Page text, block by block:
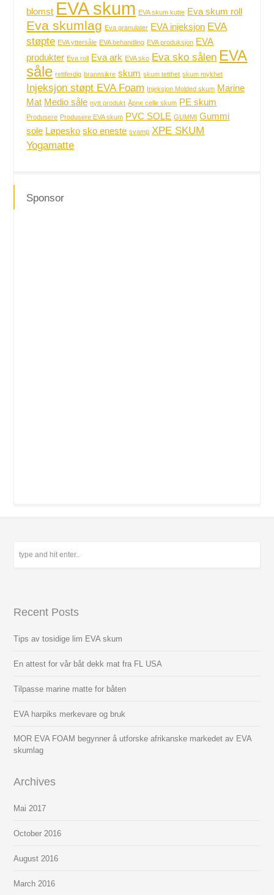
blomst EVA skum EVA skum kutte Eva skum roll
Eva skumlag Eva granulater EVA injeksjon EVA
støpte EVA yttersåle EVA behandling EVA produksjon EVA
produkter Eva roll Eva ark EVA sko Eva sko sålen EVA
såle rettferdig brannsikre skum skum tetthet skum mykhet
Injeksjon støpt EVA Foam Injeksjon Molded skum Marine
Mat Medio såle nytt produkt Åpne celle skum PE skum
Produsere Produsere EVA skum PVC SOLE GUMMI
Gummi
sole Løpesko sko eneste svamp XPE SKUM
Yogamatte
Sponsor
Recent Posts
Tips av tosidige lim EVA skum
En attest for vår båt dekk mat fra FL USA
Tilpasse marine matte for båten
EVA harpiks merkevare og bruk
MOR EVA FOAM begynner å utforske afrikanske markedet av EVA
skumlag
Archives
Mai2017
October 2016
August 2016
March 2016